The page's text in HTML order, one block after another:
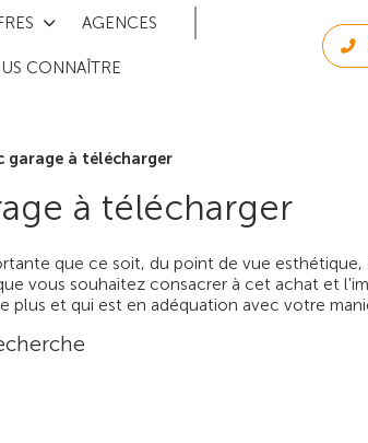
AGENCES
CONNAÎTRE
garage à télécharger
à télécharger
que ce soit, du point de vue
vous souhaitez consacrer à cet achat et
plus et qui est en adéquation avec votre